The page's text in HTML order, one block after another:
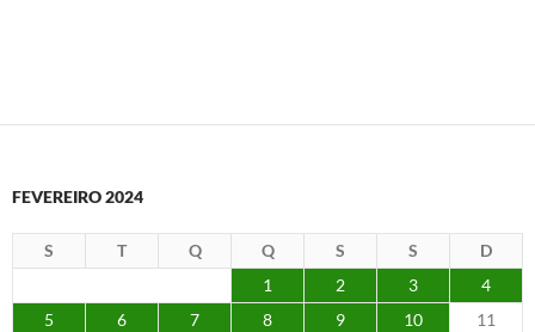
FEVEREIRO 2024
S T Q Q S S
D
1
2 3
4
5
6 7 8 9 10
11